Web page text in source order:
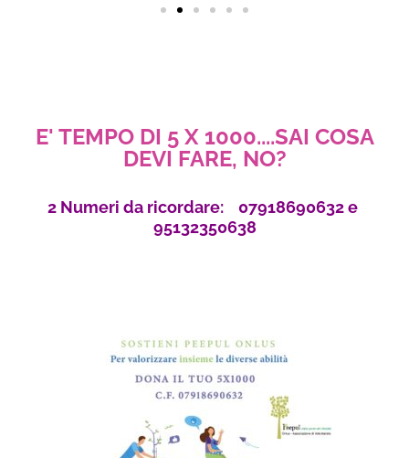
E' TEMPO DI 5 X 1000....SAI COSA
DEVI FARE, NO?
2 Numeri da ricordare: 07918690632 e
95132350638